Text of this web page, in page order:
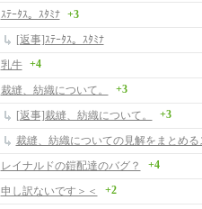
ｽﾃｰﾀｽ。ｽﾀﾐﾅ
+3
[返事]ｽﾃｰﾀｽ。ｽﾀﾐﾅ
乳牛
+4
裁縫、紡織について。 +3
[返事]裁縫、紡織について。 +3
裁縫、紡織についての見解をまとめる
レイナルドの鎧配達のバグ？
+4
申し訳ないです＞＜ +2